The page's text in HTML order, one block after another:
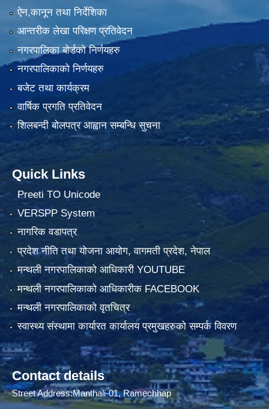
ऐन,कानून तथा निर्देशिका
आन्तरीक लेखा परिक्षण प्रतिवेदन
नगरपालिका बोर्डको निर्णयहरु
नगरपालिकाको निर्णयहरु
बजेट तथा कार्यक्रम
वार्षिक प्रगति प्रतिवेदन
शिलबन्दी बोलपत्र आह्वान सम्बन्धि सुचना
Quick Links
Preeti TO Unicode
VERSPP System
नागरिक वडापत्र
प्रदेश नीति तथा योजना आयोग, वागमती प्रदेश, नेपाल
मन्थली नगरपालिकाको आधिकारी YOUTUBE
मन्थली नगरपालिकाको आधिकारीक FACEBOOK
मन्थली नगरपालिकाको वृतचित्र
स्वास्थ्य संस्थामा कार्यारत कार्यालय प्रमुखहरुको सम्पर्क विवरण
Contact details
Street Address:Manthali-01, Ramechhap